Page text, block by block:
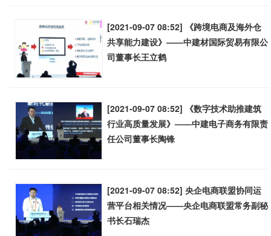
[2021-09-07 08:52] 《跨境电商及海外仓
共享能力建设》——中建材国际贸易有限公
司董事长王立鹤
[2021-09-07 08:52] 《数字技术助推建筑
行业高质量发展》——中建电子商务有限责
任公司董事长陶锋
[2021-09-07 08:52] 央企电商联盟协同运
营平台相关情况——央企电商联盟常务副秘
书长石瑞杰